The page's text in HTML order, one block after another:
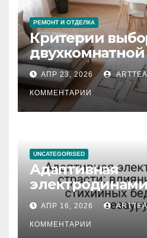
РЕМОНТ И ОТДЕЛКА
Критерии
планировка,
состояние и
АПР 23, 2026
КОММЕНТАРИИ
UNCATEGORISED
Адаптивная
влияние
стихийных
тезауруса
АПР 16, 2026
КОММЕНТАРИИ